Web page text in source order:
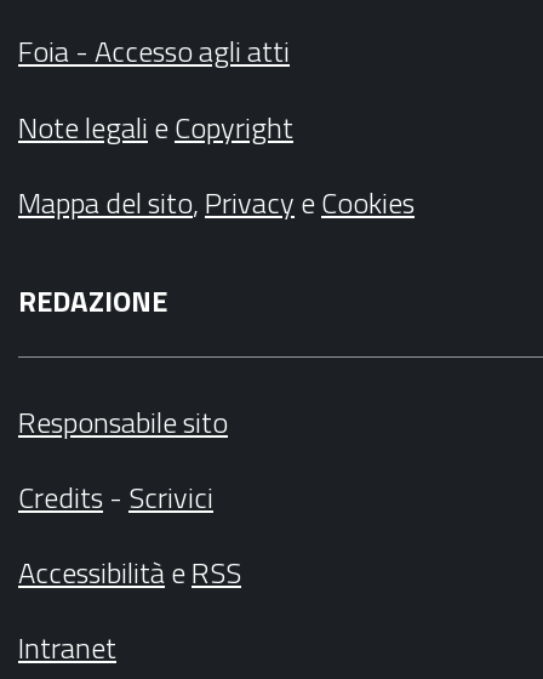
Foia - Accesso agli atti
Note legalieCopyright
Mappa del sito,PrivacyeCookies
REDAZIONE
Responsabile sito
Credits- Scrivici
AccessibilitàeRSS
Intranet